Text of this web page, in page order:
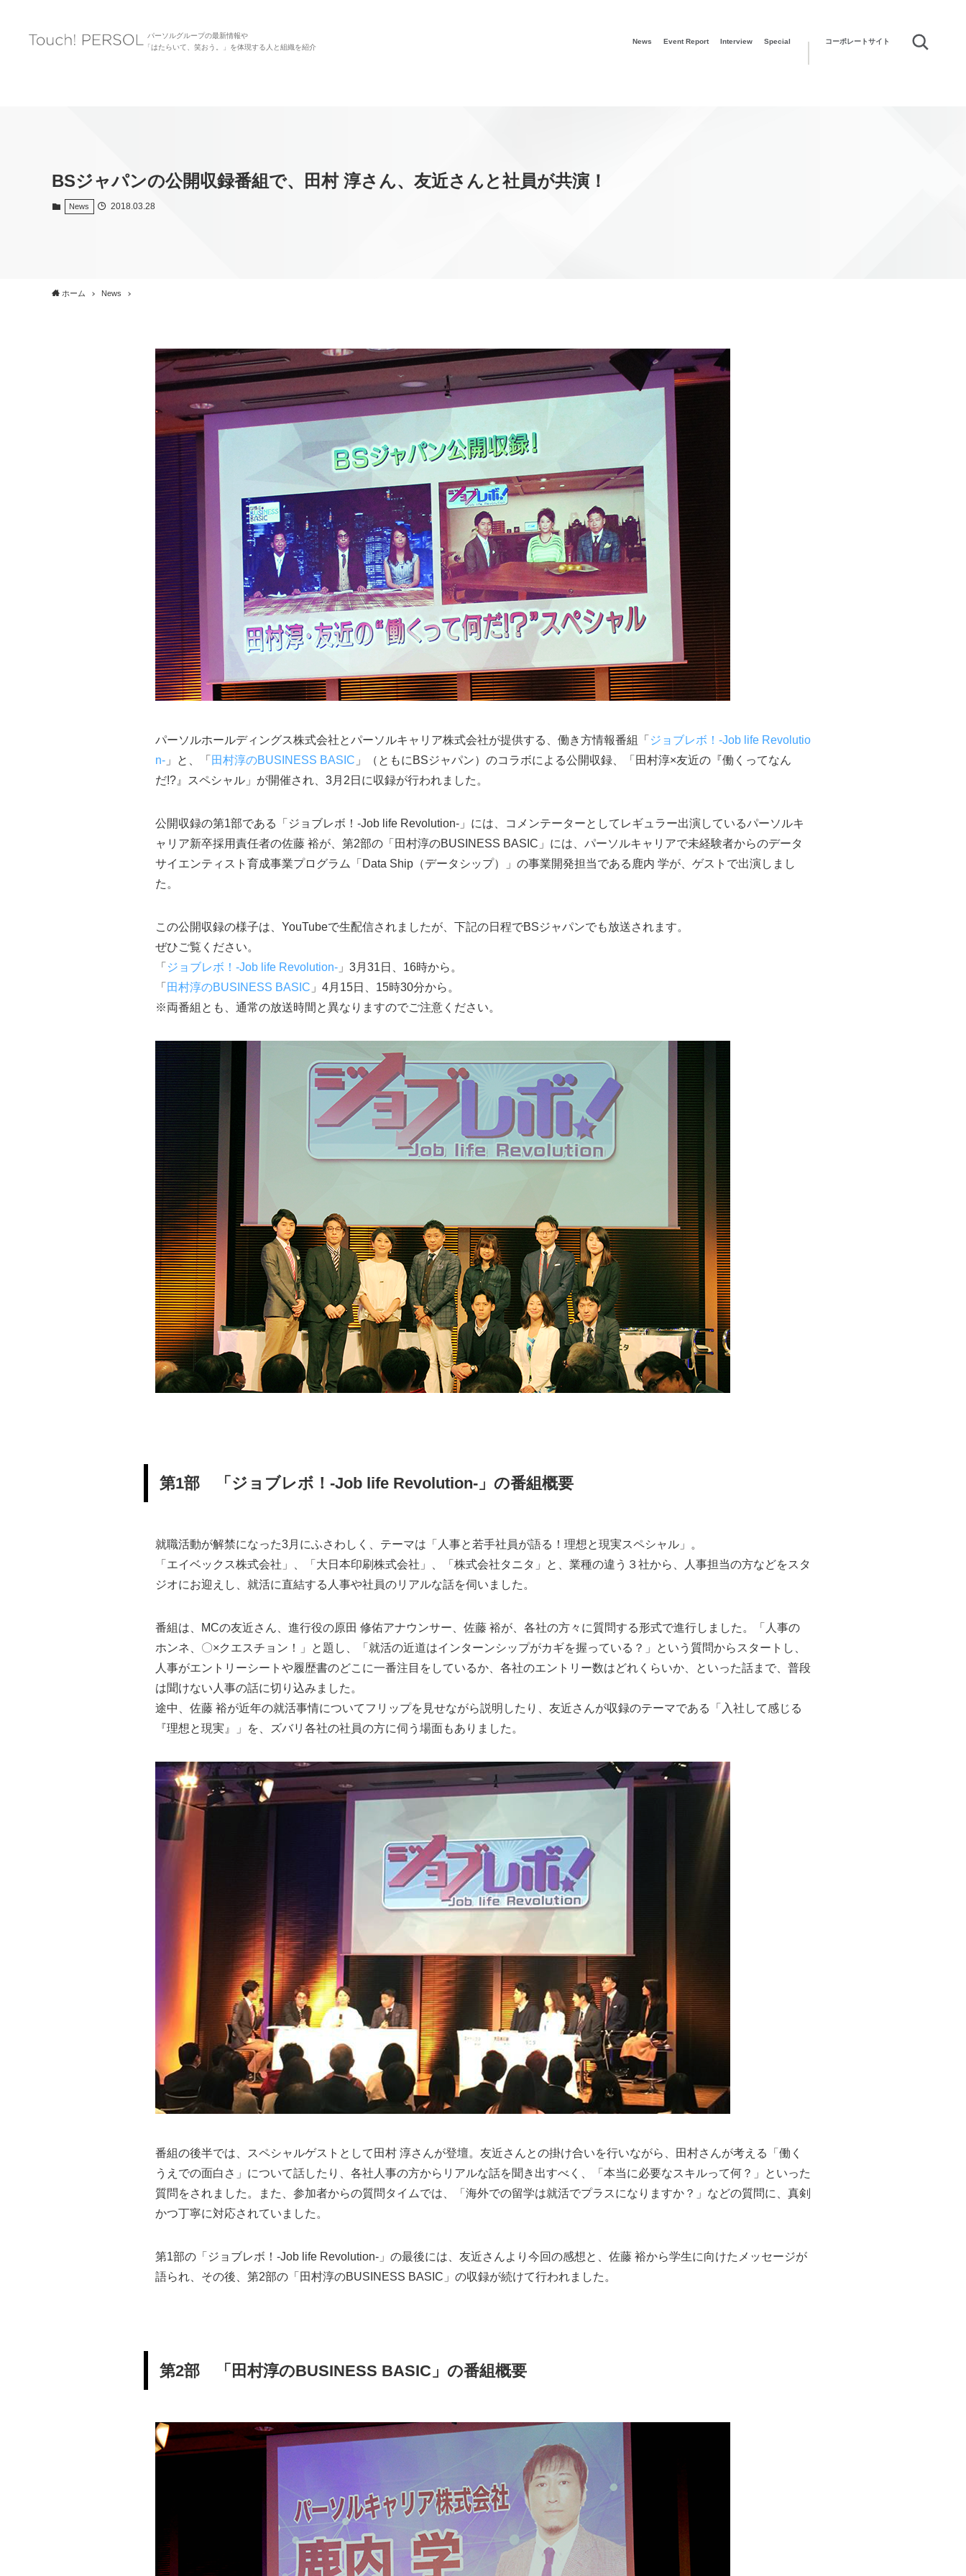
パーソルグループの最新情報や
「はたらいて、笑おう。」を体現する人と組織を紹介
News Event Report Interview Special コーポレートサイト
BSジャパンの公開収録番組で、田村 淳さん、友近さんと社員が共演！
News 2018.03.28
ホーム News
パーソルホールディングス株式会社とパーソルキャリア株式会社が提供する、働き方情報番組「 ジョブレボ！-Job life Revolutio
n- 」と、「 田村淳のBUSINESS BASIC 」（ともにBSジャパン）のコラボによる公開収録、「田村淳×友近の『働くってなん
だ!?』スペシャル」が開催され、3月2日に収録が行われました。
公開収録の第1部である「ジョブレボ！-Job life Revolution-」には、コメンテーターとしてレギュラー出演しているパーソルキ
ャリア新卒採用責任者の佐藤 裕が、第2部の「田村淳のBUSINESS BASIC」には、パーソルキャリアで未経験者からのデータ
サイエンティスト育成事業プログラム「Data Ship（データシップ）」の事業開発担当である鹿内 学が、ゲストで出演しまし
た。
この公開収録の様子は、YouTubeで生配信されましたが、下記の日程でBSジャパンでも放送されます。
ぜひご覧ください。
「 ジョブレボ！-Job life Revolution- 」3月31日、16時から。
「 田村淳のBUSINESS BASIC 」4月15日、15時30分から。
※両番組とも、通常の放送時間と異なりますのでご注意ください。
第1部 「ジョブレボ！-Job life Revolution-」の番組概要
就職活動が解禁になった3月にふさわしく、テーマは「人事と若手社員が語る！理想と現実スペシャル」。
「エイベックス株式会社」、「大日本印刷株式会社」、「株式会社タニタ」と、業種の違う３社から、人事担当の方などをスタ
ジオにお迎えし、就活に直結する人事や社員のリアルな話を伺いました。
番組は、MCの友近さん、進行役の原田 修佑アナウンサー、佐藤 裕が、各社の方々に質問する形式で進行しました。「人事の
ホンネ、〇×クエスチョン！」と題し、「就活の近道はインターンシップがカギを握っている？」という質問からスタートし、
人事がエントリーシートや履歴書のどこに一番注目をしているか、各社のエントリー数はどれくらいか、といった話まで、普段
は聞けない人事の話に切り込みました。
途中、佐藤 裕が近年の就活事情についてフリップを見せながら説明したり、友近さんが収録のテーマである「入社して感じる
『理想と現実』」を、ズバリ各社の社員の方に伺う場面もありました。
番組の後半では、スペシャルゲストとして田村 淳さんが登壇。友近さんとの掛け合いを行いながら、田村さんが考える「働く
うえでの面白さ」について話したり、各社人事の方からリアルな話を聞き出すべく、「本当に必要なスキルって何？」といった
質問をされました。また、参加者からの質問タイムでは、「海外での留学は就活でプラスになりますか？」などの質問に、真剣
かつ丁寧に対応されていました。
第1部の「ジョブレボ！-Job life Revolution-」の最後には、友近さんより今回の感想と、佐藤 裕から学生に向けたメッセージが
語られ、その後、第2部の「田村淳のBUSINESS BASIC」の収録が続けて行われました。
第2部 「田村淳のBUSINESS BASIC」の番組概要